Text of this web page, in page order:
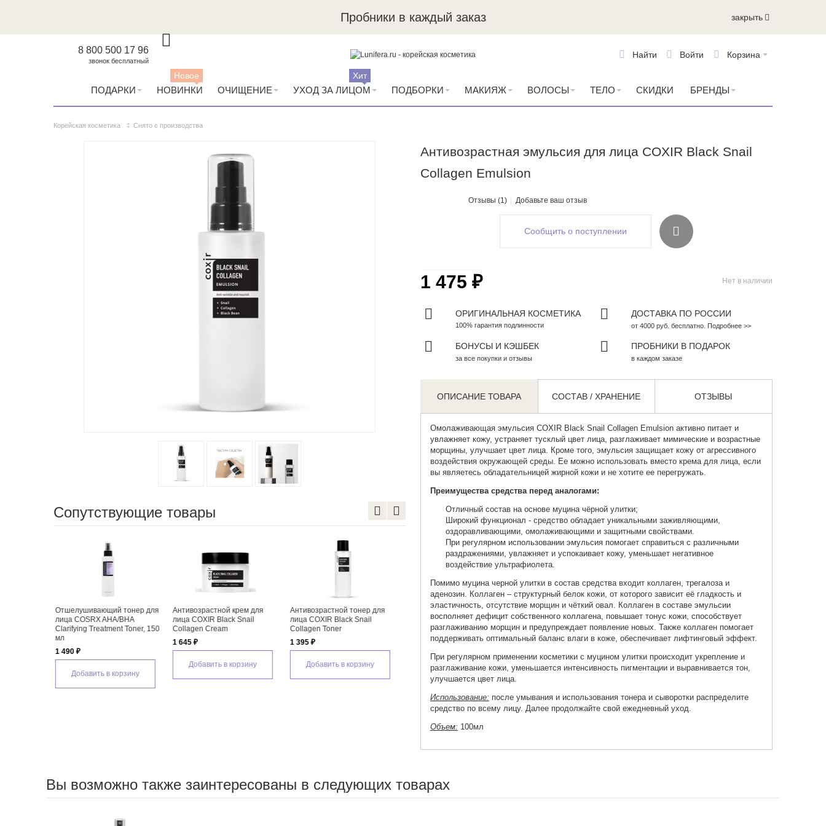
Пробники в каждый заказ закрыть
8 800 500 17 96
звонок бесплатный
Корзина
Войти
Найти
ПОДАРКИ НОВИНКИ
Новое
ОЧИЩЕНИЕ УХОД ЗА ЛИЦОМ
Хит
ПОДБОРКИ МАКИЯЖ ВОЛОСЫ ТЕЛО СКИДКИ БРЕНДЫ
Корейская косметика Снято с производства
Антивозрастная эмульсия для лица COXIR Black Snail
Collagen Emulsion
Отзывы (1) Добавьте ваш отзыв
Сопутствующие товары
Антивозрастной тонер для
лица COXIR Black Snail
Collagen Toner
1 395 ₽
Антивозрастной серум
COXIR Black Snail Collagen
Serum
1 645 ₽
Добавить в корзину
Крем для глаз с коллагеном
COXIR Black Snail Collagen
Eye Cream
1 599 ₽
Добавить в корзину
Сообщить о поступлении
Нет в наличии
1 475 ₽
ОРИГИНАЛЬНАЯ КОСМЕТИКА
100% гарантия подлинности
ДОСТАВКА ПО РОССИИ
от 4000 руб. бесплатно. Подробнее >>
БОНУСЫ И КЭШБЕК
за все покупки и отзывы
ПРОБНИКИ В ПОДАРОК
в каждом заказе
ОПИСАНИЕ ТОВАРА СОСТАВ / ХРАНЕНИЕ ОТЗЫВЫ
Омолаживающая эмульсияCOXIR Black Snail Collagen Emulsion активно питает и
увлажняет кожу, устраняет тусклый цвет лица, разглаживает мимические и возрастные
морщины, улучшает цвет лица. Кроме того, эмульсия защищает кожу от агрессивного
воздействия окружающей среды. Ее можно использовать вместо крема для лица, если
вы являетесь обладательницей жирной кожи и не хотите ее перегружать.
Преимущества средства перед аналогами:
Отличный состав на основе муцина чёрной улитки;
Широкий функционал - средство обладает уникальными заживляющими,
оздоравливающими, омолаживающими и защитными свойствами.
При регулярном использовании эмульсия помогает справиться с различными
раздражениями, увлажняет и успокаивает кожу, уменьшает негативное
воздействие ультрафиолета.
Помимо муцина черной улитки в состав средства входит коллаген, трегалоза и
аденозин. Коллаген – структурный белок кожи, от которого зависит её гладкость и
эластичность, отсутствие морщин и чёткий овал. Коллаген в составе эмульсии
восполняет дефицит собственного коллагена, повышает тонус кожи, способствует
разглаживанию морщин и предупреждает появление новых. Также коллаген помогает
поддерживать оптимальный баланс влаги в коже, обеспечивает лифтинговый эффект.
При регулярном применении косметики с муцином улитки происходит укрепление и
разглаживание кожи, уменьшается интенсивность пигментации и выравнивается тон,
улучшается цвет лица.
Использование: после умывания и использования тонера и сыворотки распределите
средство по всему лицу. Далее продолжайте свой ежедневный уход.
Объем: 100мл
Вы возможно также заинтересованы в следующих товарах